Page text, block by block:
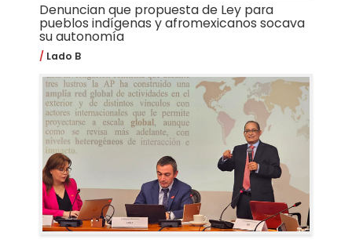
Denuncian que propuesta de Ley para
pueblos indígenas y afromexicanos socava
su autonomía
Lado B